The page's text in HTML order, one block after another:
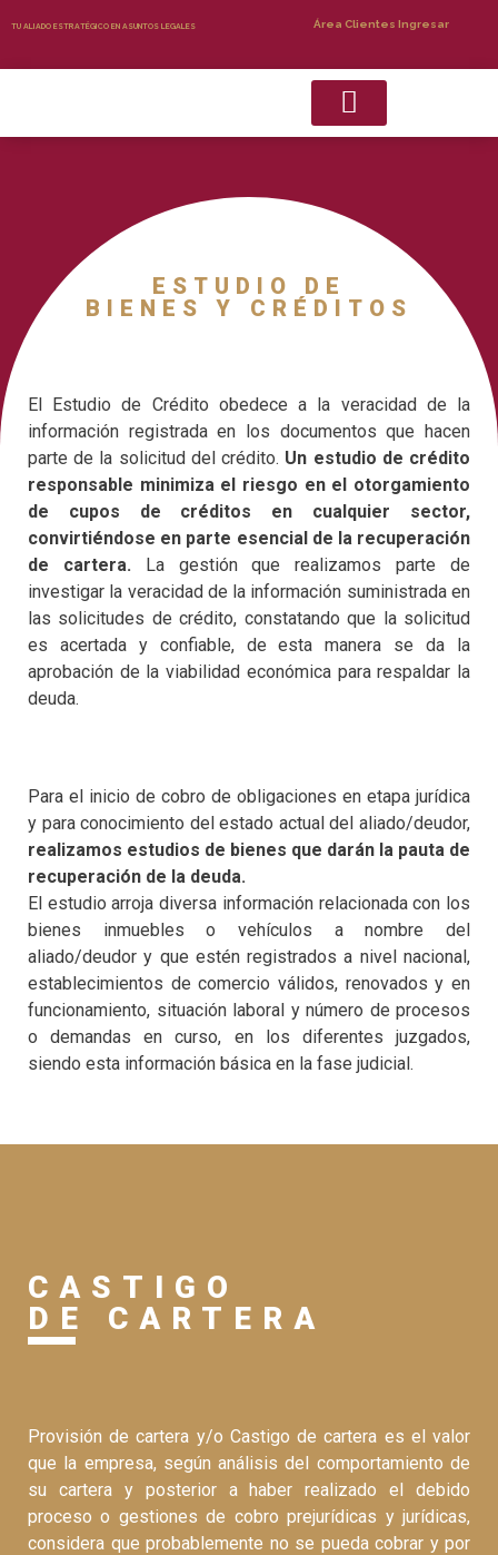
TU ALIADO ESTRATÉGICO EN ASUNTOS LEGALES Área Clientes Ingresar
ESTUDIO DE
BIENES Y CRÉDITOS
El Estudio de Crédito obedece a la veracidad de la
información registrada en los documentos que hacen
parte de la solicitud del crédito. Un estudio de crédito
responsable minimiza el riesgo en el otorgamiento
de cupos de créditos en cualquier sector,
convirtiéndose en parte esencial de la recuperación
de cartera. La gestión que realizamos parte de
investigar la veracidad de la información suministrada en
las solicitudes de crédito, constatando que la solicitud
es acertada y confiable, de esta manera se da la
aprobación de la viabilidad económica para respaldar la
deuda.
Para el inicio de cobro de obligaciones en etapa jurídica
y para conocimiento del estado actual del aliado/deudor,
realizamos estudios de bienes que darán la pauta de
recuperación de la deuda.
El estudio arroja diversa información relacionada con los
bienes inmuebles o vehículos a nombre del
aliado/deudor y que estén registrados a nivel nacional,
establecimientos de comercio válidos, renovados y en
funcionamiento, situación laboral y número de procesos
o demandas en curso, en los diferentes juzgados,
siendo esta información básica en la fase judicial.
CASTIGO
DE CARTERA
Provisión de cartera y/o Castigo de cartera es el valor
que la empresa, según análisis del comportamiento de
su cartera y posterior a haber realizado el debido
proceso o gestiones de cobro prejurídicas y jurídicas,
considera que probablemente no se pueda cobrar y por